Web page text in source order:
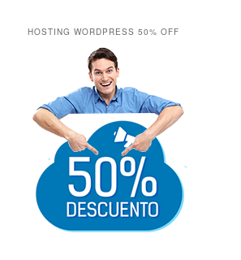
HOSTING WORDPRESS 50% OFF